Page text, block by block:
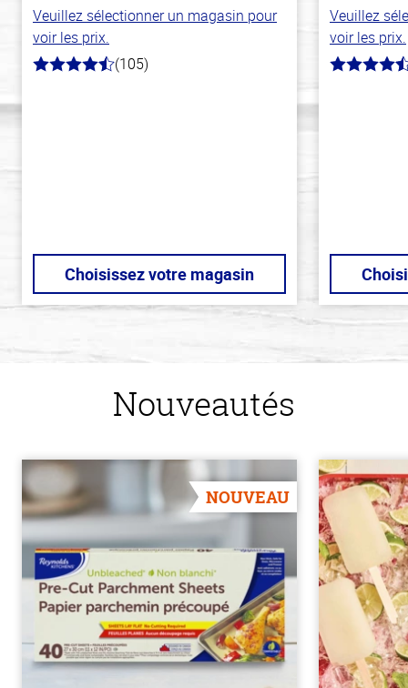
Veuillez sélectionner un magasin pour
voir les prix.
4.3
(105)
Choisissez votre magasin
Veuillez
voir les prix.
4.6
Nouveautés
NOUVEAU